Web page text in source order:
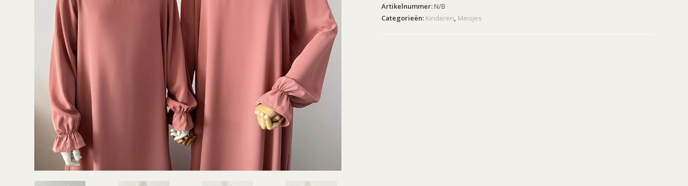
Artikelnummer: N/B
Categorieën: Kinderen, Meisjes